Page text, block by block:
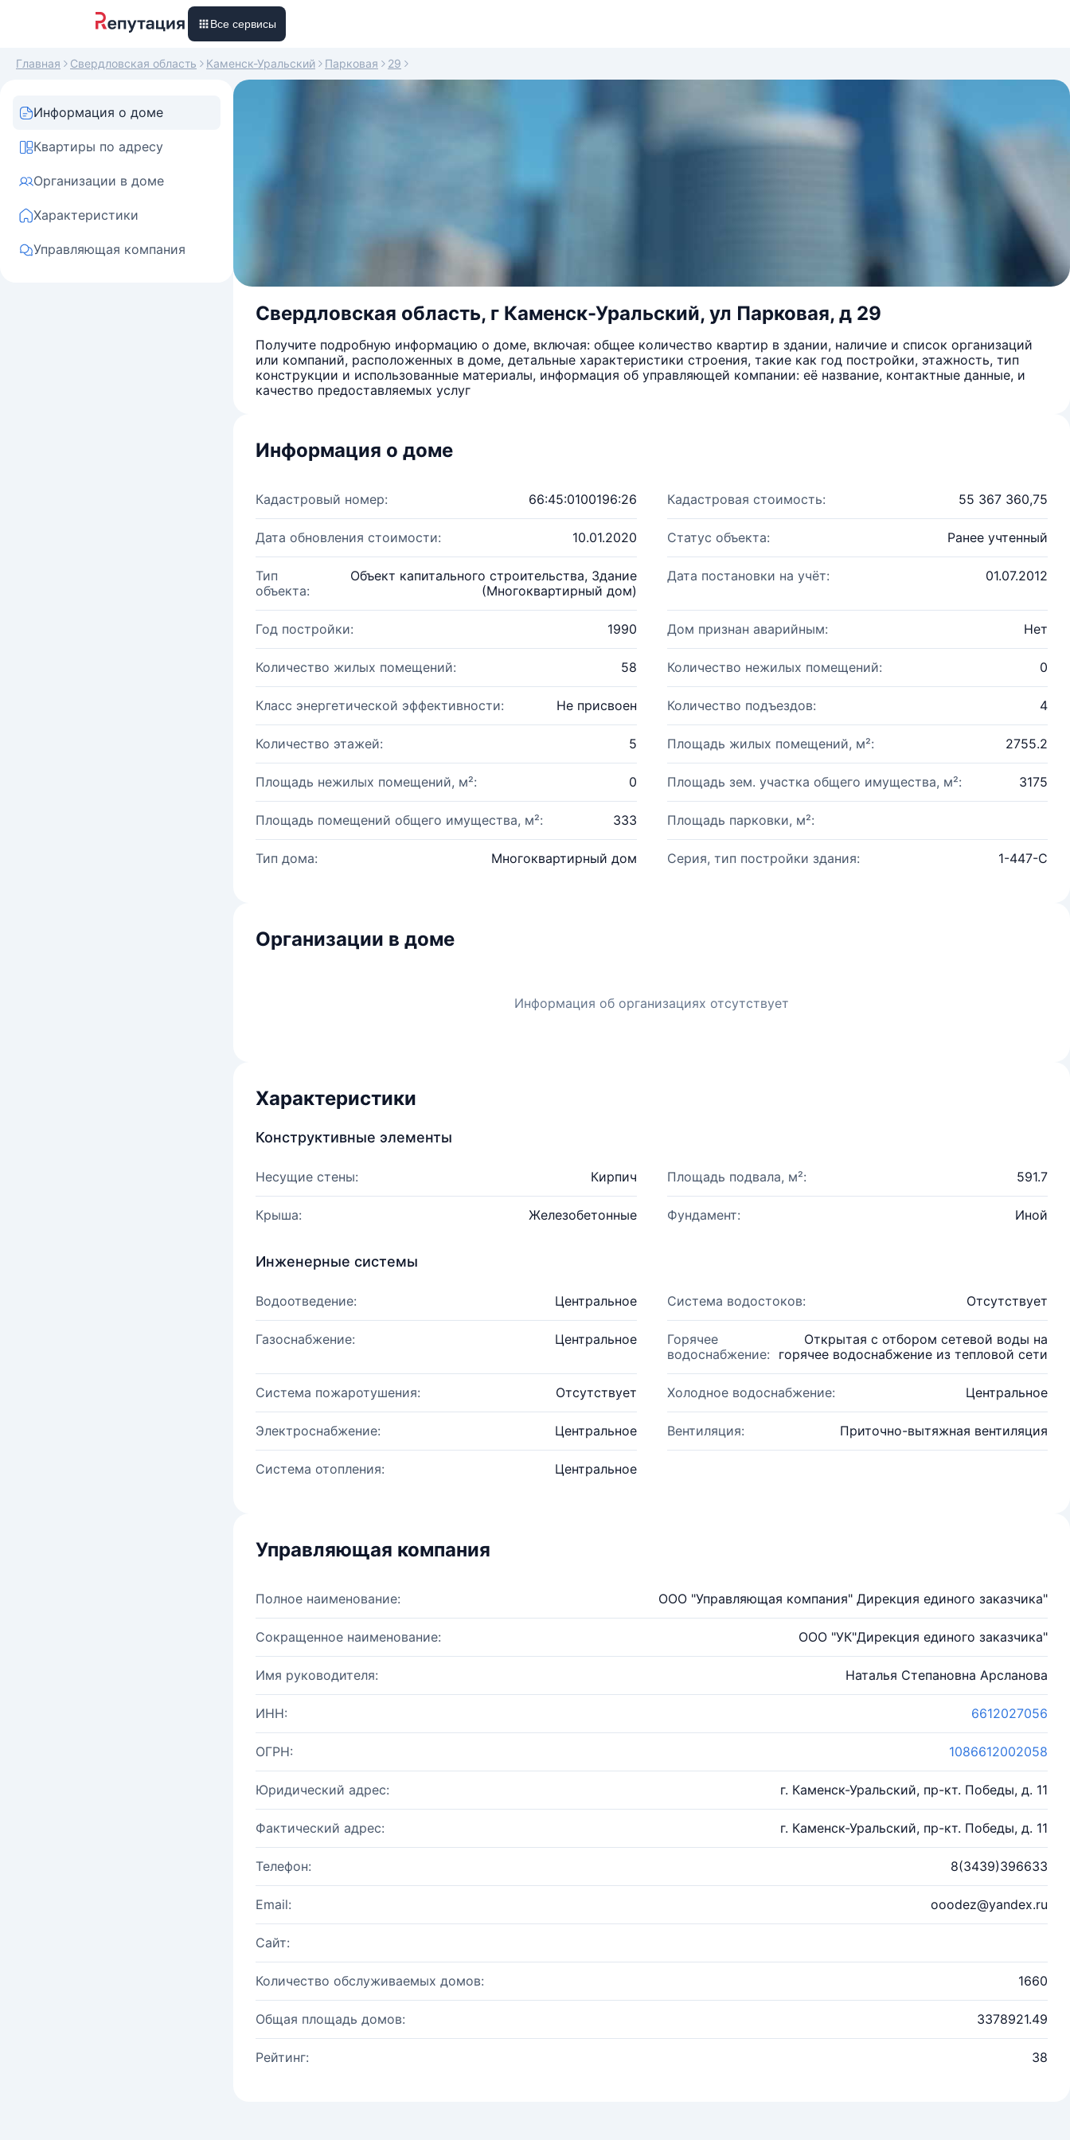
Все сервисы
Главная Свердловская область Каменск-Уральский Парковая 29
Информация о доме
Квартиры по адресу
Организации в доме
Характеристики
Управляющая компания
Свердловская область, г Каменск-Уральский, ул Парковая, д 29
Получите подробную информацию о доме, включая: общее количество квартир в здании, наличие и список организаций
или компаний, расположенных в доме, детальные характеристики строения, такие как год постройки, этажность, тип
конструкции и использованные материалы, информация об управляющей компании: её название, контактные данные, и
качество предоставляемых услуг
Информация о доме
Кадастровый номер: 66:45:0100196:26 Кадастровая стоимость: 55 367 360,75
Дата обновления стоимости: 10.01.2020 Статус объекта: Ранее учтенный
Тип
объекта:
Объект капитального строительства, Здание
(Многоквартирный дом)
Дата постановки на учёт: 01.07.2012
Год постройки: 1990 Дом признан аварийным: Нет
Количество жилых помещений: 58 Количество нежилых помещений: 0
Класс энергетической эффективности: Не присвоен Количество подъездов: 4
Количество этажей: 5 Площадь жилых помещений, м²: 2755.2
Площадь нежилых помещений, м²: 0 Площадь зем. участка общего имущества, м²: 3175
Площадь помещений общего имущества, м²: 333 Площадь парковки, м²:
Тип дома: Многоквартирный дом Серия, тип постройки здания: 1-447-С
Организации в доме
Информация об организациях отсутствует
Характеристики
Конструктивные элементы
Несущие стены: Кирпич Площадь подвала, м²: 591.7
Крыша: Железобетонные Фундамент: Иной
Инженерные системы
Водоотведение: Центральное Система водостоков: Отсутствует
Газоснабжение: Центральное
Горячее
водоснабжение:
Открытая с отбором сетевой воды на
горячее водоснабжение из тепловой сети
Система пожаротушения: Отсутствует Холодное водоснабжение: Центральное
Электроснабжение: Центральное Вентиляция: Приточно-вытяжная вентиляция
Система отопления: Центральное
Управляющая компания
Полное наименование: ООО "Управляющая компания" Дирекция единого заказчика"
Сокращенное наименование: ООО "УК"Дирекция единого заказчика"
Имя руководителя: Наталья Степановна Арсланова
ИНН: 6612027056
ОГРН: 1086612002058
Юридический адрес: г. Каменск-Уральский, пр-кт. Победы, д. 11
Фактический адрес: г. Каменск-Уральский, пр-кт. Победы, д. 11
Телефон: 8(3439)396633
Email: ooodez@yandex.ru
Сайт:
Количество обслуживаемых домов: 1660
Общая площадь домов: 3378921.49
Рейтинг: 38